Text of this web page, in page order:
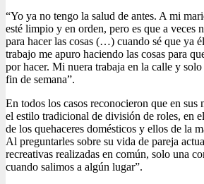
“Yo ya no tengo la salud de antes. A mi
esté limpio y en orden, pero es que a veces
para hacer las cosas (…) cuando sé que ya
trabajo me apuro haciendo las cosas para
por hacer. Mi nuera trabaja en la calle y solo
fin de semana”.
En todos los casos reconocieron que en sus
el estilo tradicional de división de roles, en
de los quehaceres domésticos y ellos de la
Al preguntarles sobre su vida de pareja
recreativas realizadas en común, solo una
cuando salimos a algún lugar”.